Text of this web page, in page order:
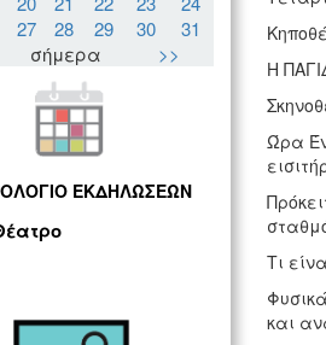
27 28 29 30
31
σήμερα >>
ΕΚΔΗΛΩΣΕΩΝ
Η
Ώρα
Τι
και